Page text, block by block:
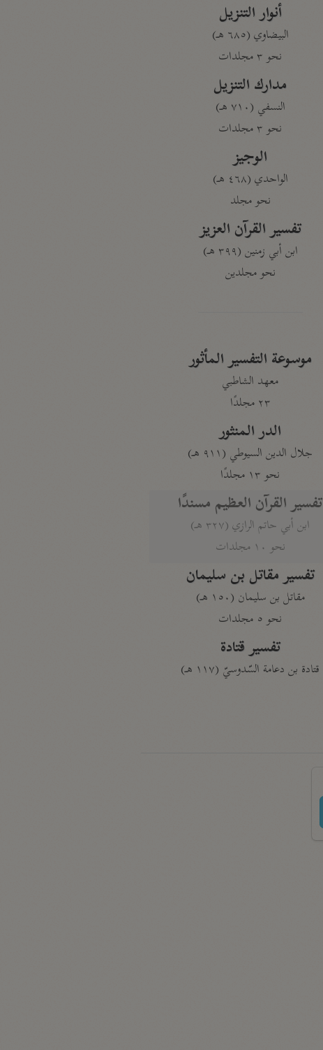
أنوار التنزيل
البيضاوي (٦٨٥ هـ)
نحو ٣ مجلدات
مدارك التنزيل
النسفي (٧١٠ هـ)
نحو ٣ مجلدات
الوجيز
الواحدي (٤٦٨ هـ)
نحو مجلد
تفسير القرآن العزيز
ابن أبي زمنين (٣٩٩ هـ)
نحو مجلدين
موسوعة التفسير المأثور
معهد الشاطبي
٢٣ مجلدًا
الدر المنثور
جلال الدين السيوطي (٩١١ هـ)
نحو ١٣ مجلدًا
تفسير القرآن العظيم مسندًا
ابن أبي حاتم الرازي (٣٢٧ هـ)
نحو ١٠ مجلدات
تفسير مقاتل بن سليمان
مقاتل بن سليمان (١٥٠ هـ)
نحو ٥ مجلدات
تفسير قتادة
قتادة بن دعامة السّدوسيّ (١١٧ هـ)